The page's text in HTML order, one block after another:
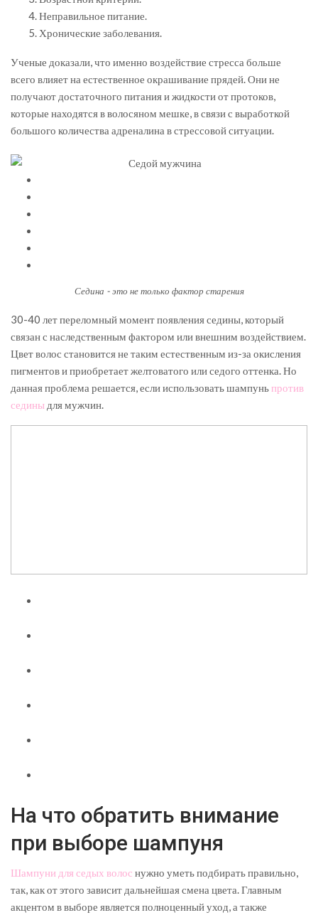
Неправильное питание.
Хронические заболевания.
Ученые доказали, что именно воздействие стресса больше
всего влияет на естественное окрашивание прядей. Они не
получают достаточного питания и жидкости от протоков,
которые находятся в волосяном мешке, в связи с выработкой
большого количества адреналина в стрессовой ситуации.
Седина - это не только фактор старения
30-40 лет переломный момент появления седины, который
связан с наследственным фактором или внешним воздействием.
Цвет волос становится не таким естественным из-за окисления
пигментов и приобретает желтоватого или седого оттенка. Но
данная проблема решается, если использовать шампуньпротив
седины для мужчин.
На что обратить внимание
при выборе шампуня
Шампуни для седых волос нужно уметь подбирать правильно,
так, как от этого зависит дальнейшая смена цвета. Главным
акцентом в выборе является полноценный уход, а также